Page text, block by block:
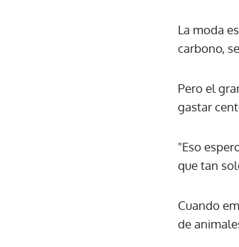
La moda
carbono,
Pero el
gastar
"Eso
que tan
Cuando
de